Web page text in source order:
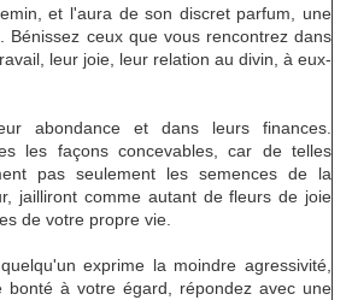
et l'aura de son discret parfum, une
Bénissez ceux que vous rencontrez dans
leur joie, leur relation au divin, à eux-
abondance et dans leurs finances.
les façons concevables, car de telles
pas seulement les semences de la
jailliront comme autant de fleurs de joie
de votre propre vie.
exprime la moindre agressivité,
bonté à votre égard, répondez avec une